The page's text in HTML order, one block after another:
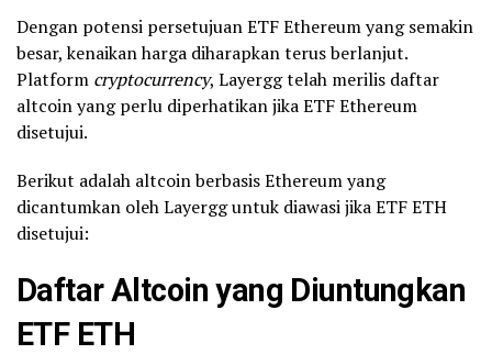
Dengan potensi persetujuan ETF Ethereum yang semakin
besar, kenaikan harga diharapkan terus berlanjut.
Platform cryptocurrency, Layergg telah merilis daftar
altcoin yang perlu diperhatikan jika ETF Ethereum
disetujui.
Berikut adalah altcoin berbasis Ethereum yang
dicantumkan oleh Layergg untuk diawasi jika ETF ETH
disetujui:
Daftar Altcoin yang Diuntungkan
ETF ETH